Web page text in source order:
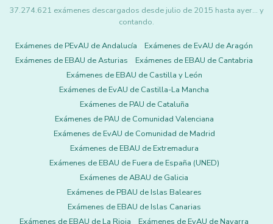
37.274.621 exámenes descargados desde julio de 2015 hasta ayer... y
contando.
Exámenes de PEvAU de Andalucía
Exámenes de EvAU de Aragón
Exámenes de EBAU de Asturias
Exámenes de EBAU de Cantabria
Exámenes de EBAU de Castilla y León
Exámenes de EvAU de Castilla-La Mancha
Exámenes de PAU de Cataluña
Exámenes de PAU de Comunidad Valenciana
Exámenes de EvAU de Comunidad de Madrid
Exámenes de EBAU de Extremadura
Exámenes de EBAU de Fuera de España (UNED)
Exámenes de ABAU de Galicia
Exámenes de PBAU de Islas Baleares
Exámenes de EBAU de Islas Canarias
Exámenes de EBAU de La Rioja
Exámenes de EvAU de Navarra